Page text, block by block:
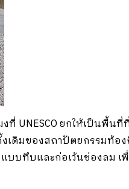
ที่ UNESCO ยกให้เป็นพื้น
เดิมของสถาปัตยกรรมท้อ
บบทึบและก่อเว้นช่องลม เ